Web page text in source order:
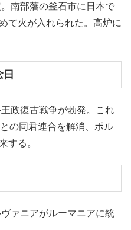
南部藩の釜石市に日本で
て火が入れられた。高炉に
政復古戦争が勃発。これ
の同君連合を解消、ポル
する。
ァニアがルーマニアに統